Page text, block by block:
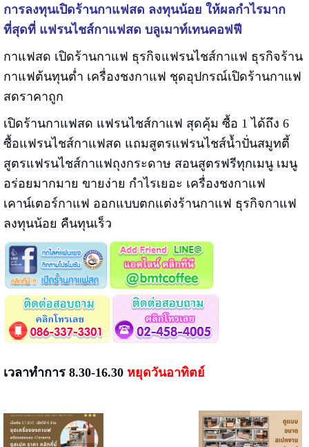
การลงทุนเปิดร้านกาแฟสด ลงทุนน้อย ให้ผลกำไรมาก
ที่สุดที่ แฟรนไชส์กาแฟสด บลูเมาท์เทนคอฟฟี
กาแฟสด เปิดร้านกาแฟ ธุรกิจแฟรนไชส์กาแฟ ธุรกิจร้าน
กาแฟต้นทุนต่ำ เครื่องชงกาแฟ ชุดอุปกรณ์เปิดร้านกาแฟ
สดราคาถูก
เปิดร้านกาแฟสด แฟรนไชส์กาแฟ สุดคุ้ม ซื้อ 1 ได้ถึง 6
ซื้อแฟรนไชส์กาแฟสด แถมสูตรแฟรนไชส์น้ำปั่นสมูทตี้
สูตรแฟรนไชส์กาแฟถุงกระดาษ สอนสูตรฟรีทุกเมนู เมนู
อร่อยมากมาย ขายง่าย กำไรเยอะ เครื่องชงกาแฟ
เคาน์เตอร์กาแฟ ออกแบบตกแต่งร้านกาแฟ ธุรกิจกาแฟ
ลงทุนน้อย คืนทุนเร็ว
เวลาทำการ 8.30-16.30 หยุดวันอาทิตย์